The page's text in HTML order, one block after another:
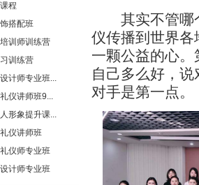
程
搭配班
训师训练营
训练营
计师专业班...
仪讲师班9...
形象提升课...
仪讲师班
仪师专业班
计师专业班
其实不管哪个
仪传播到世界
一颗公益的心
自己多么好，
对手是第一点。